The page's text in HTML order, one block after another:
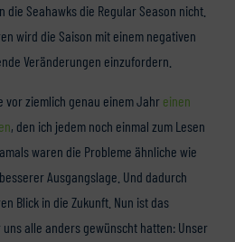
die Seahawks die Regular Season nicht.
wird die Saison mit einem negativen
Veränderungen einzufordern.
vor ziemlich genau einem Jahr einen
, den ich jedem noch einmal zum Lesen
waren die Probleme ähnliche wie
Ausgangslage. Und dadurch
Blick in die Zukunft. Nun ist das
alle anders gewünscht hatten: Unser